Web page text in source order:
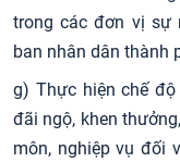
trong các đơn vị sự
ban nhân dân thành
g) Thực hiện chế
đãi ngộ, khen
môn, nghiệp vụ đối